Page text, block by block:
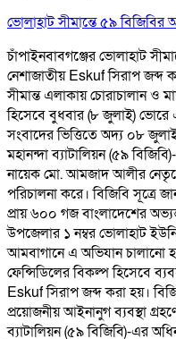
ভোলাহাট সীমান্তে ৫৯ বিজিবির
চাঁপাইনবাবগঞ্জের ভোলাহাট
নেশাজাতীয় Eskuf সিরাপ জব্দ
সীমান্ত এলাকায় চোরাচালান ও
হিসেবে বুধবার (৮ জুলাই)
সংবাদের ভিত্তিতে অদ্য ০৮
মহানন্দা ব্যাটালিয়ন (৫৯
নায়েক মো. আমজাদ আলীর
পরিচালনা করে। বিজিবি সূত্রে
প্রায় ৬০০ গজ বাংলাদেশের
উপজেলার ১ নম্বর ভোলাহাট
আমবাগানে এ অভিযান চালানো
ফেন্সিডিলের বিকল্প হিসেবে
Eskuf সিরাপ জব্দ করা হয়।
প্রয়োজনীয় আইনানুগ ব্যবস্থা
ব্যাটালিয়ন (৫৯ বিজিবি)-এর